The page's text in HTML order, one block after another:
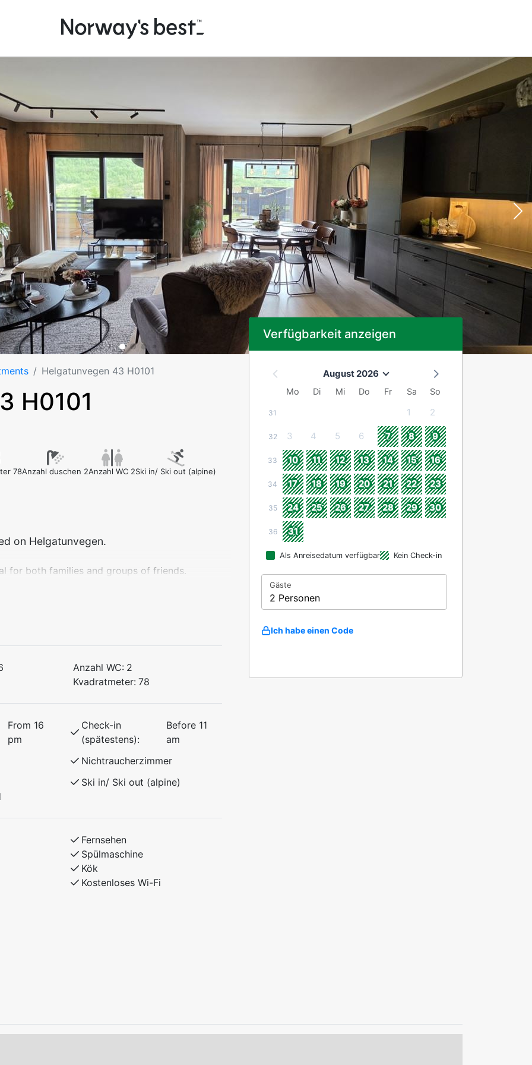
Helgatunvegen 43 H0101
H0101
78Anzahl duschen 2Anzahl WC 2Ski in/ Ski out (alpine)
on Helgatunvegen.
for both families and groups of friends.
a cozy atmosphere, making it the
Anzahl WC: 2
Kvadratmeter: 78
From 16
pm
Check-in
(spätestens):
Before 11
am
Nichtraucherzimmer
Ski in/ Ski out (alpine)
Fernsehen
Spülmaschine
Kök
Kostenloses Wi-Fi
Verfügbarkeit anzeigen
August 2026
Mo Di Mi Do Fr Sa So
31 1 2
32 3 4 5 6 7 8 9
33 10 11 12 13 14 15 16
34 17 18 19 20 21 22 23
35 24 25 26 27 28 29 30
36 31
Als Anreisedatum verfügbar Kein Check-in
Gäste
2 Personen
Ich habe einen Code